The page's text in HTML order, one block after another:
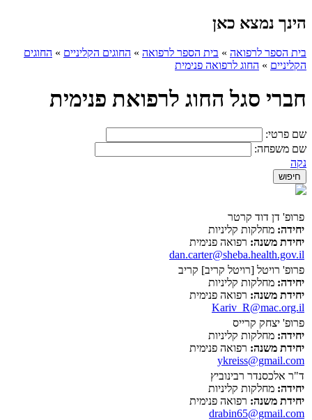
הינך נמצא כאן
בית הספר לרפואה » בית הספר לרפואה » החוגים הקליניים » החוגים
הקליניים » החוג לרפואה פנימית
חברי סגל החוג לרפואת פנימית
שם פרטי:
שם משפחה:
נקה
פרופ' דן דוד קרטר
יחידה: מחלקות קליניות
יחידת משנה: רפואה פנימית
dan.carter@sheba.health.gov.il
פרופ' רויטל [רויטל קריב] קריב
יחידה: מחלקות קליניות
יחידת משנה: רפואה פנימית
Kariv_R@mac.org.il
פרופ' יצחק קרייס
יחידה: מחלקות קליניות
יחידת משנה: רפואה פנימית
ykreiss@gmail.com
ד"ר אלכסנדר רבינוביץ
יחידה: מחלקות קליניות
יחידת משנה: רפואה פנימית
drabin65@gmail.com